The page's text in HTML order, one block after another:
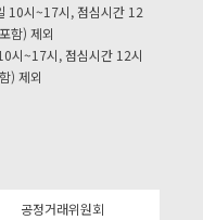
10시~17시, 점심시간 12
함) 제외
시~17시, 점심시간 12시
) 제외
공정거래위원회